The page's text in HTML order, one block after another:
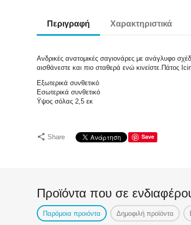
Περιγραφή Χαρακτηριστικά
Ανδρικές ανατομικές σαγιονάρες με ανάγλυφο
αισθάνεστε και πιο σταθερά ενώ κινείστε.Πάτος
Εξωτερικά συνθετικό
Εσωτερικά συνθετικό
Ϋψος σόλας 2,5 εκ
Share Save
Προϊόντα που σε
Παρόμοια προιόντα Δημοφιλή προϊόντα